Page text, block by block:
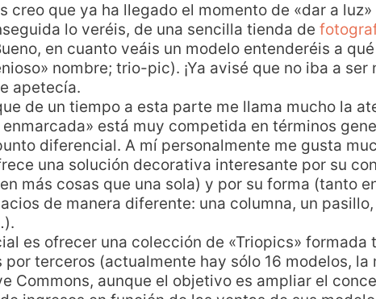
creo que ya ha llegado el momento de «dar a
lo veréis, de una sencilla tienda de
en cuanto veáis un modelo entenderéis a
nombre; trio-pic). ¡Ya avisé que no iba a
apetecía.
de un tiempo a esta parte me llama mucho la
está muy competida en términos
diferencial. A mí personalmente me gusta
una solución decorativa interesante por su
más cosas que una sola) y por su forma (tanto
de manera diferente: una columna, un
es ofrecer una colección de «Triopics»
por terceros (actualmente hay sólo 16 modelos,
Commons, aunque el objetivo es ampliar el